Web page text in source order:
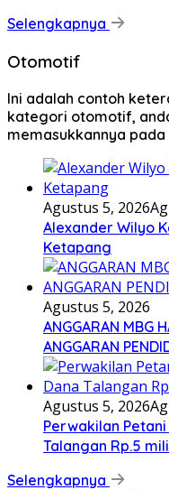
Selengkapnya
Otomotif
Ini adalah contoh
kategori otomotif,
memasukkannya
Agustus 5, 2026
Alexander Wilyo
Ketapang
Agustus 5, 2026
ANGGARAN MBG
ANGGARAN
Agustus 5, 2026
Perwakilan
Talangan Rp.5
Selengkapnya